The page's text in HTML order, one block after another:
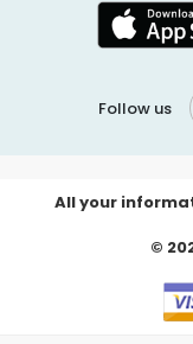
Follow us
All your
©